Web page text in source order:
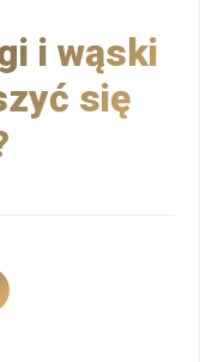
i wąski
się